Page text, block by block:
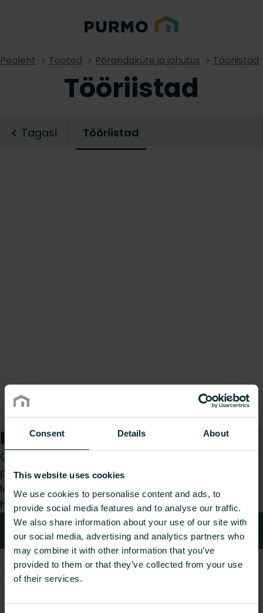
Consent Details About
This website uses cookies
We use cookies to personalise content and ads, to
provide social media features and to analyse our traffic.
We also share information about your use of our site with
our social media, advertising and analytics partners who
may combine it with other information that you’ve
provided to them or that they’ve collected from your use
of their services.
Pealeht Tooted Põrandaküte ja jahutus Tööriistad
Tööriistad
Tagasi Tööriistad
Kuidas saame teid aidata?
Olenemata sellest, kas olete spetsialist,
paigaldaja, arhitekt, planeerija, hulgimüüja või
lõppkasutaja, valige kategooria ja me vastame
hea meelega teie päringule.
Kontaktid